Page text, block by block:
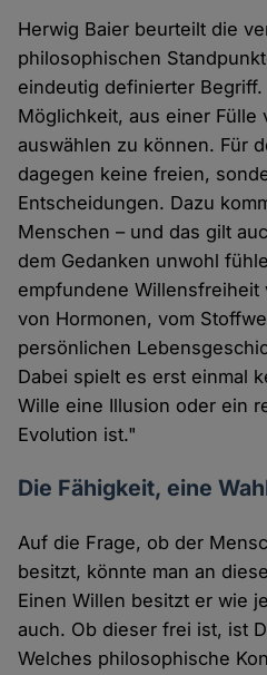
Herwig Baier beurteilt die
philosophischen
eindeutig definierter
Möglichkeit, aus einer Fülle
auswählen zu können. Für
dagegen keine freien,
Entscheidungen. Dazu
Menschen – und das gilt
dem Gedanken unwohl
empfundene Willensfreiheit
von Hormonen, vom
persönlichen
Dabei spielt es erst einmal
Wille eine Illusion oder ein
Evolution ist."
Die Fähigkeit, eine
Auf die Frage, ob der
besitzt, könnte man an
Einen Willen besitzt er wie
auch. Ob dieser frei ist, ist
Welches philosophische